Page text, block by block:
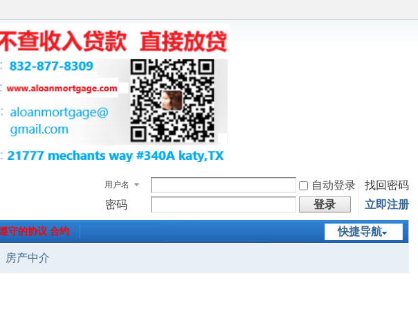
用户名 自动登录
找回密码
密码
登录 立即注册
快捷导航
守的协议 合约
房产中介